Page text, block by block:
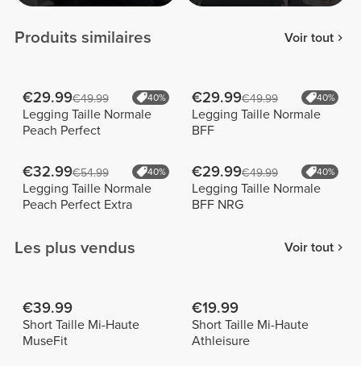
Produits similaires Voir tout
€29.99€49.99 40%
Legging Taille Normale
Peach Perfect
€29.99€49.99 40%
Legging Taille Normale
BFF
€32.99€54.99 40%
Legging Taille Normale
Peach Perfect Extra
€29.99€49.99 40%
Legging Taille Normale
BFF NRG
Les plus vendus Voir tout
€39.99
Short Taille Mi-Haute
MuseFit
€19.99
Short Taille Mi-Haute
Athleisure